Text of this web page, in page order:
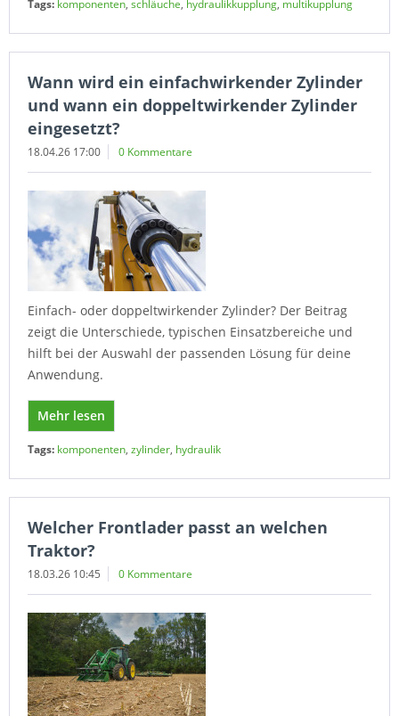
Tags: komponenten, schläuche, hydraulikkupplung, multikupplung
Wann wird ein einfachwirkender Zylinder
und wann ein doppeltwirkender Zylinder
eingesetzt?
18.04.26 17:00 0 Kommentare
Einfach- oder doppeltwirkender Zylinder? Der Beitrag
zeigt die Unterschiede, typischen Einsatzbereiche und
hilft bei der Auswahl der passenden Lösung für deine
Anwendung.
Mehr lesen
Tags: komponenten, zylinder, hydraulik
Welcher Frontlader passt an welchen
Traktor?
18.03.26 10:45 0 Kommentare